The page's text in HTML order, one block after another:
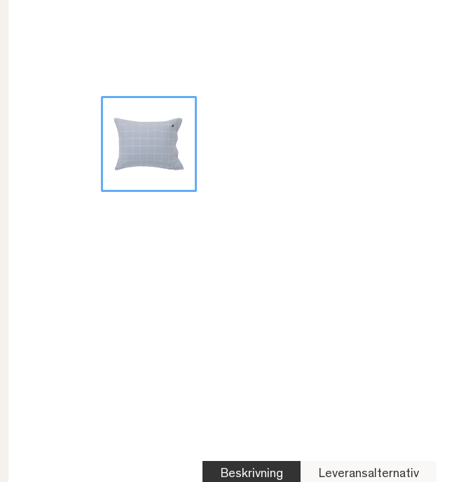
Beskrivning Leveransalternativ